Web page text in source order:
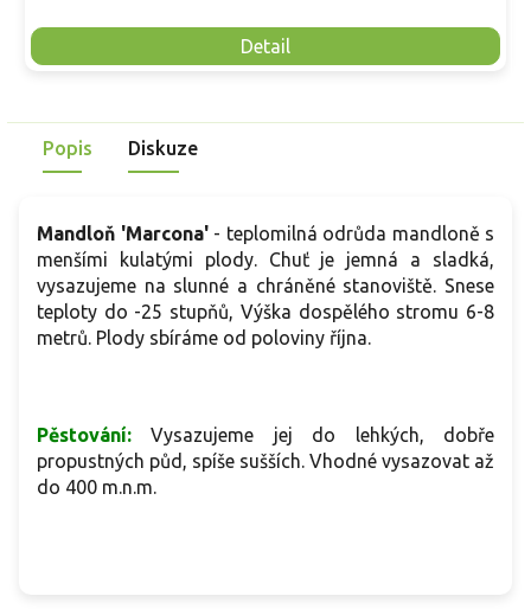
Detail
Popis Diskuze
Mandloň 'Marcona'- teplomilná odrůda mandloně s
menšími kulatými plody. Chuť je jemná a sladká,
vysazujeme na slunné a chráněné stanoviště. Snese
teploty do -25 stupňů, Výška dospělého stromu 6-8
metrů. Plody sbíráme od poloviny října.
Pěstování: Vysazujeme jej do lehkých, dobře
propustných půd, spíše sušších. Vhodné vysazovat až
do 400 m.n.m.